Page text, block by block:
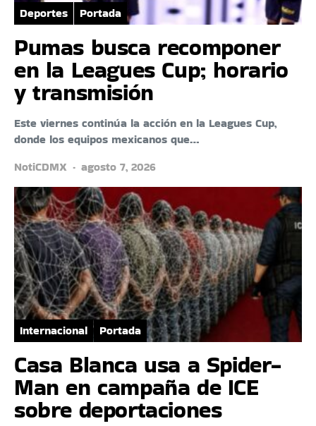
Deportes Portada
Pumas busca recomponer
en la Leagues Cup; horario
y transmisión
Este viernes continúa la acción en la Leagues Cup,
donde los equipos mexicanos que…
NotiCDMX
agosto 7, 2026
Internacional Portada
Casa Blanca usa a Spider-
Man en campaña de ICE
sobre deportaciones